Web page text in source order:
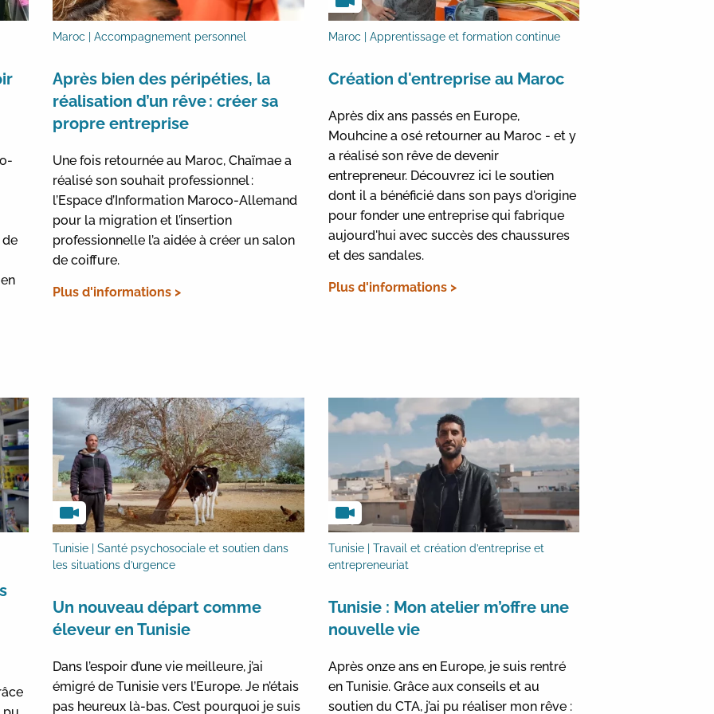
Maroc | Accompagnement personnel
Après bien des péripéties, la
réalisation d’un rêve : créer sa
propre entreprise
Une fois retournée au Maroc, Chaïmae a
réalisé son souhait professionnel :
l’Espace d’Information Maroco-Allemand
pour la migration et l’insertion
professionnelle l’a aidée à créer un salon
de coiffure.
Plus d'informations >
Maroc | Apprentissage et formation continue
Création d'entreprise au Maroc
Après dix ans passés en Europe,
Mouhcine a osé retourner au Maroc - et y
a réalisé son rêve de devenir
entrepreneur. Découvrez ici le soutien
dont il a bénéficié dans son pays d'origine
pour fonder une entreprise qui fabrique
aujourd'hui avec succès des chaussures
et des sandales.
Plus d'informations >
Tunisie | Santé psychosociale et soutien dans
les situations d’urgence
Un nouveau départ comme
éleveur en Tunisie
Dans l’espoir d’une vie meilleure, j’ai
émigré de Tunisie vers l’Europe. Je n’étais
pas heureux là-bas. C’est pourquoi je suis
Tunisie | Travail et création d’entreprise et
entrepreneuriat
Tunisie : Mon atelier m’offre une
nouvelle vie
Après onze ans en Europe, je suis rentré
en Tunisie. Grâce aux conseils et au
soutien du CTA, j’ai pu réaliser mon rêve :